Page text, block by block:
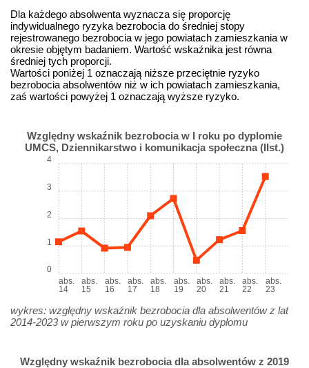
Dla każdego absolwenta wyznacza się proporcję
indywidualnego ryzyka bezrobocia do średniej stopy
rejestrowanego bezrobocia w jego powiatach zamieszkania w
okresie objętym badaniem. Wartość wskaźnika jest równa
średniej tych proporcji.
Wartości poniżej 1 oznaczają niższe przeciętnie ryzyko
bezrobocia absolwentów niż w ich powiatach zamieszkania,
zaś wartości powyżej 1 oznaczają wyższe ryzyko.
Względny wskaźnik bezrobocia w I roku po dyplomie
UMCS, Dziennikarstwo i komunikacja społeczna (IIst.)
abs.
14
abs.
15
abs.
16
abs.
17
abs.
18
abs.
19
abs.
20
abs.
21
abs.
22
abs.
23
0
1
2
3
4
wykres: względny wskaźnik bezrobocia dla absolwentów z lat
2014-2023 w pierwszym roku po uzyskaniu dyplomu
Względny wskaźnik bezrobocia dla absolwentów z 2019